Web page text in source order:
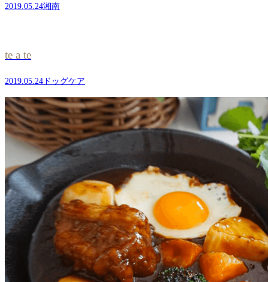
2019.05.24湘南
te a te
2019.05.24 ドッグケア